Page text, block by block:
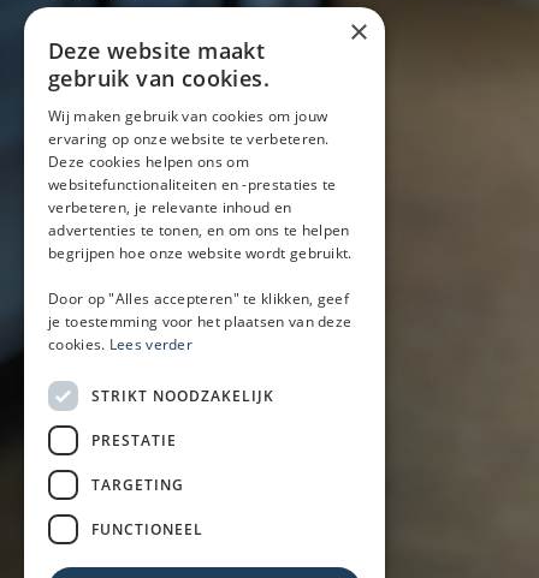
Over ons
Blog
Locaties
Mobiele bar
Mobiele bar huren
Bier/wijn/fris bar
Champagnebar
Wijnbar
Aperol spritz bar
Arrangementen
Lunch
Borrel met hapjes
BBQ
Buffet
Walking dinner
×
Deze website maakt
gebruik van cookies.
Wij maken gebruik van cookies om jouw
ervaring op onze website te verbeteren.
Deze cookies helpen ons om
websitefunctionaliteiten en -prestaties te
verbeteren, je relevante inhoud en
advertenties te tonen, en om ons te helpen
begrijpen hoe onze website wordt gebruikt.
Door op "Alles accepteren" te klikken, geef
je toestemming voor het plaatsen van deze
cookies. Lees verder
STRIKT NOODZAKELIJK
PRESTATIE
TARGETING
FUNCTIONEEL